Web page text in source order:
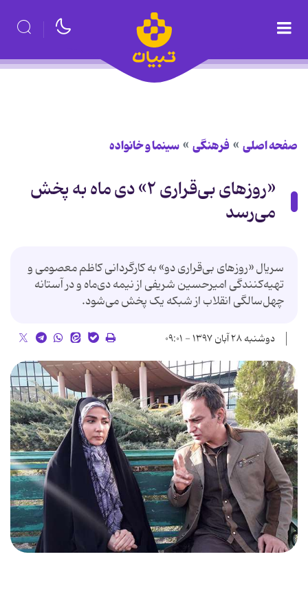
صفحه اصلی فرهنگی سینما و خانواده
«روزهای بی‌قراری ۲» دی ماه به پخش
می‌رسد
سریال «روزهای بی‌قراری دو» به کارگردانی کاظم معصومی و
تهیه‌کنندگی امیرحسین شریفی از نیمه دی‌ماه و در آستانه
چهل‌سالگی انقلاب از شبکه یک پخش می‌شود.
دوشنبه ۲۸ آبان ۱۳۹۷ - ۰۹:۰۱